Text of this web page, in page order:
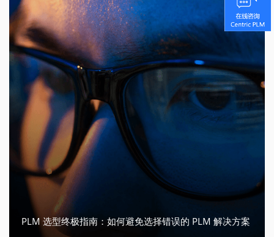
PLM 选型终极指南：如何避免选择错误的 PLM 解决方案